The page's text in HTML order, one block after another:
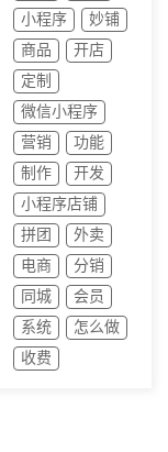
小程序
妙铺
商品
开店
定制
微信小程序
营销
功能
制作
开发
小程序店铺
拼团
外卖
电商
分销
同城
会员
系统
怎么做
收费